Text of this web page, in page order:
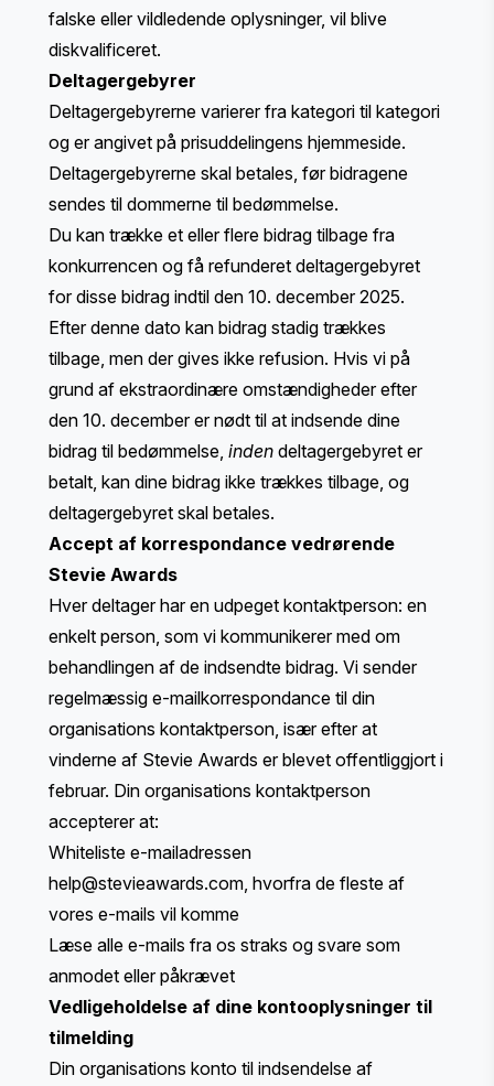
falske eller vildledende oplysninger, vil blive
diskvalificeret.
Deltagergebyrer
Deltagergebyrerne varierer fra kategori til kategori
og erangivet på prisuddelingens hjemmeside.
Deltagergebyrerne skal betales, før bidragene
sendes til dommerne til bedømmelse.
Du kan trække et eller flere bidrag tilbage fra
konkurrencen og få refunderet deltagergebyret
for disse bidrag indtil den 10. december 2025.
Efter denne dato kan bidrag stadig trækkes
tilbage, men der gives ikke refusion. Hvis vi på
grund af ekstraordinære omstændigheder efter
den 10. december er nødt til at indsende dine
bidrag til bedømmelse, inden deltagergebyret er
betalt, kan dine bidrag ikke trækkes tilbage, og
deltagergebyret skal betales.
Accept af korrespondance vedrørende
Stevie Awards
Hver deltager har en udpeget kontaktperson: en
enkelt person, som vi kommunikerer med om
behandlingen af de indsendte bidrag. Vi sender
regelmæssig e-mailkorrespondance til din
organisations kontaktperson, især efter at
vinderne af Stevie Awards er blevet offentliggjort i
februar. Din organisations kontaktperson
accepterer at:
Whiteliste e-mailadressen
help@stevieawards.com , hvorfra de fleste af
vores e-mails vil komme
Læse alle e-mails fra os straks og svare som
anmodet eller påkrævet
Vedligeholdelse af dine kontooplysninger til
tilmelding
Din organisations konto til indsendelse af